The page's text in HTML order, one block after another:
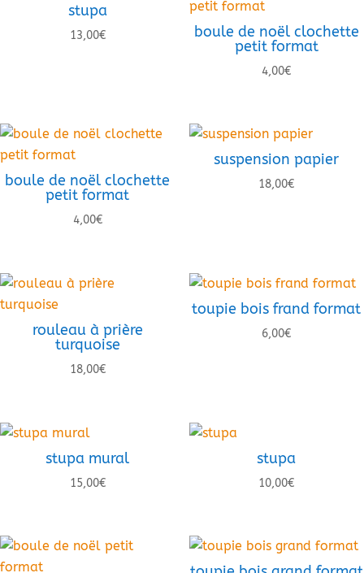
stupa
13,00€
boule de noël clochette
petit format
4,00€
boule de noël clochette
petit format
4,00€
suspension papier
18,00€
rouleau à prière
turquoise
18,00€
toupie bois frand format
6,00€
stupa mural
15,00€
stupa
10,00€